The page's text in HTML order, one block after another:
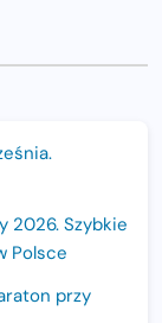
2026. Szybkie
Polsce
przy